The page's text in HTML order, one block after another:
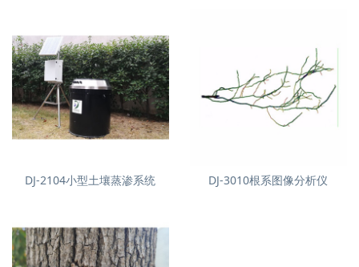
DJ-2104小型土壤蒸渗系统 DJ-3010根系图像分析仪